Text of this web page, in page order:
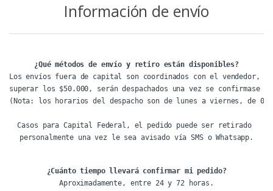
Información de envío
¿Qué métodos de envío y retiro están disponibles?
Los envíos fuera de capital son coordinados con el vendedor,
superar los $50.000, serán despachados una vez se confirmase
(Nota: los horarios del despacho son de lunes a viernes, de
Casos para Capital Federal, el pedido puede ser retirado
personalmente una vez le sea avisado vía SMS o Whatsapp.
¿Cuánto tiempo llevará confirmar mi pedido?